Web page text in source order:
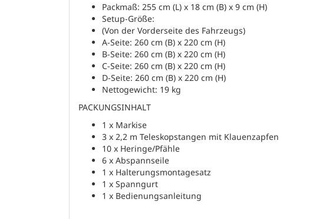
Packmaß: 255 cm (L) x 18 cm (B) x 9 cm (H)
Setup-Größe:
(Von der Vorderseite des Fahrzeugs)
A-Seite: 260 cm (B) x 220 cm (H)
B-Seite: 260 cm (B) x 220 cm (H)
C-Seite: 260 cm (B) x 220 cm (H)
D-Seite: 260 cm (B) x 220 cm (H)
Nettogewicht: 19 kg
PACKUNGSINHALT
1 x Markise
3 x 2,2 m Teleskopstangen mit Klauenzapfen
10 x Heringe/Pfähle
6 x Abspannseile
1 x Halterungsmontagesatz
1 x Spanngurt
1 x Bedienungsanleitung